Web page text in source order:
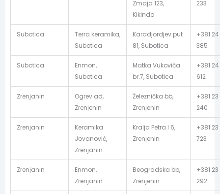
Zmaja 123,
Kikinda
233
Subotica
Terra keramika,
Subotica
Karadjordjev put
81, Subotica
+381
385
Subotica
Enmon,
Subotica
Matka Vukovića
br.7, Subotica
+381
612
Zrenjanin
Ogrev ad,
Zrenjenin
Železnička bb,
Zrenjenin
+381
240
Zrenjanin
Keramika
Jovanović,
Zrenjanin
Kralja Petra I 6,
Zrenjenin
+381 23
723
Zrenjanin
Enmon,
Zrenjanin
Beogradska bb,
Zrenjenin
+381
292